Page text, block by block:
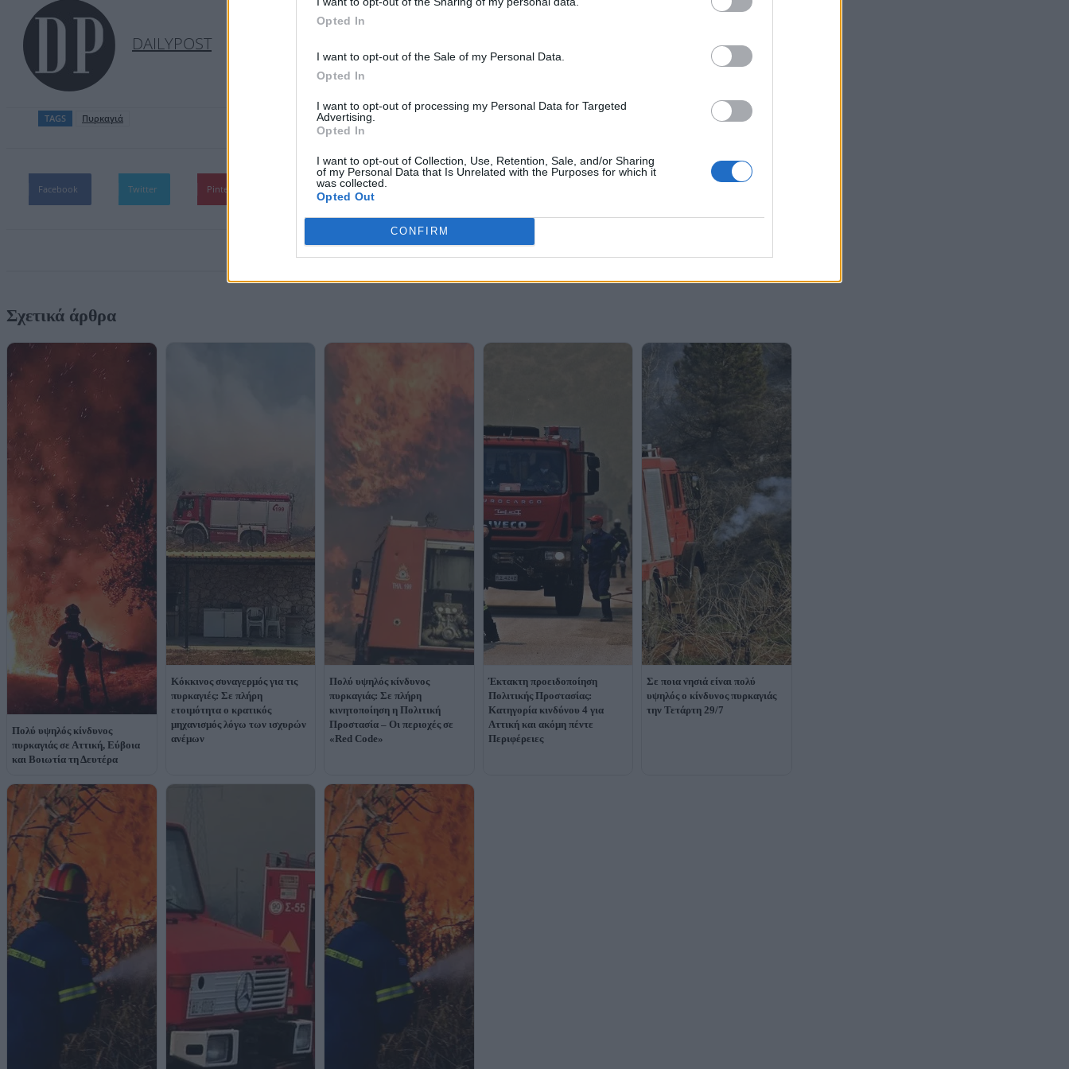
Opted In
I want to opt-out of the Sale of my Personal Data.
Opted In
I want to opt-out of processing my Personal Data for Targeted
Advertising.
Opted In
I want to opt-out of Collection, Use, Retention, Sale, and/or Sharing
of my Personal Data that Is Unrelated with the Purposes for which it
was collected.
Opted Out
CONFIRM
DAILYPOST
TAGS Πυρκαγιά
Facebook Twitter Pinterest WhatsApp
Σχετικά άρθρα
Πολύ υψηλός κίνδυνος
πυρκαγιάς σε Αττική, Εύβοια
και Βοιωτία τη Δευτέρα
Κόκκινος συναγερμός για τις
πυρκαγιές: Σε πλήρη
ετοιμότητα ο κρατικός
μηχανισμός λόγω των ισχυρών
ανέμων
Πολύ υψηλός κίνδυνος
πυρκαγιάς: Σε πλήρη
κινητοποίηση η Πολιτική
Προστασία – Οι περιοχές σε
«Red Code»
Έκτακτη προειδοποίηση
Πολιτικής Προστασίας:
Κατηγορία κινδύνου 4 για
Αττική και ακόμη πέντε
Περιφέρειες
Σε ποια νησιά είναι πολύ
υψηλός ο κίνδυνος πυρκαγιάς
την Τετάρτη 29/7